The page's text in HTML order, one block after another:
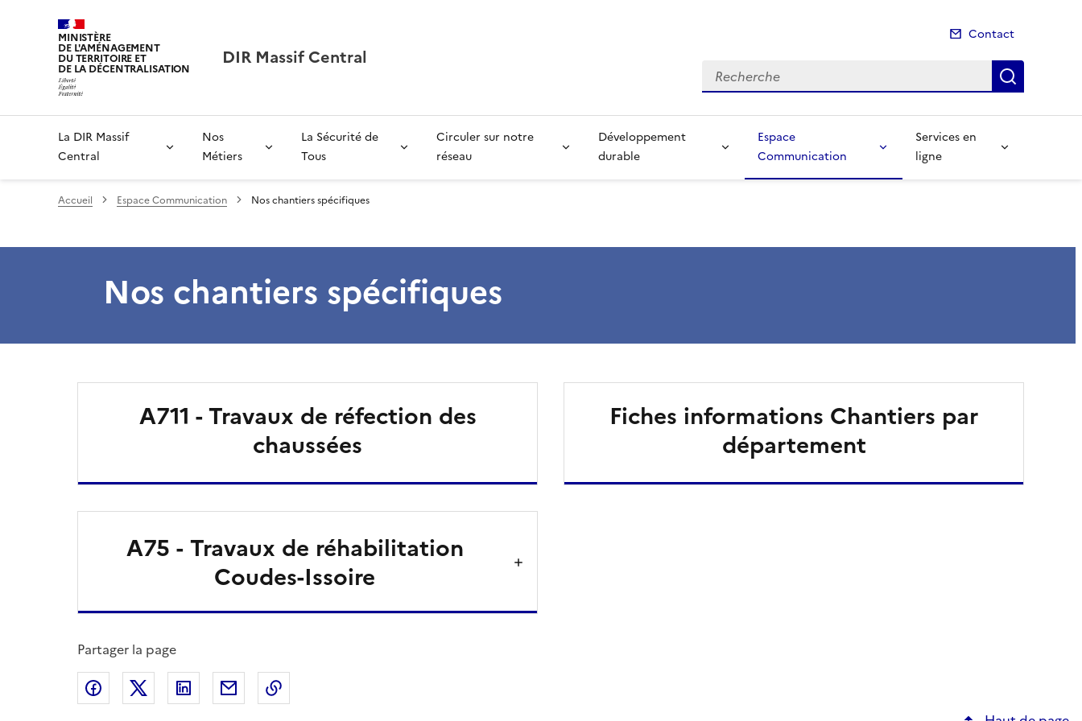
MINISTÈRE
DE L'AMÉNAGEMENT
DU TERRITOIRE ET
DE LA DÉCENTRALISATION DIR Massif Central
Contact
Recherche
La DIR Massif
Central
Nos
Métiers
La Sécurité de
Tous
Circuler sur notre
réseau
Développement
durable
Espace
Communication
Services en
ligne
Accueil Espace Communication Nos chantiers spécifiques
Nos chantiers spécifiques
A711 - Travaux de réfection des
chaussées
A75 - Travaux de réhabilitation
Coudes-Issoire
Fiches informations Chantiers par
département
Partager la page
Partager sur Facebook
Partager sur XPartager sur LinkedIn
Partager par email